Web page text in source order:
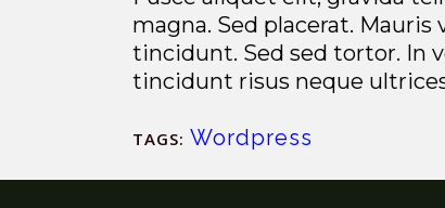
magna. Sed placerat.
tincidunt. Sed sed tortor. In
tincidunt risus neque
TAGS: Wordpress